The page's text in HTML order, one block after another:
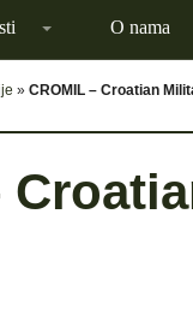
O nama
» CROMIL – Croatian